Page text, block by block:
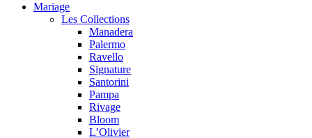
Mariage
Les Collections
Manadera
Palermo
Ravello
Signature
Santorini
Pampa
Rivage
Bloom
L’Olivier